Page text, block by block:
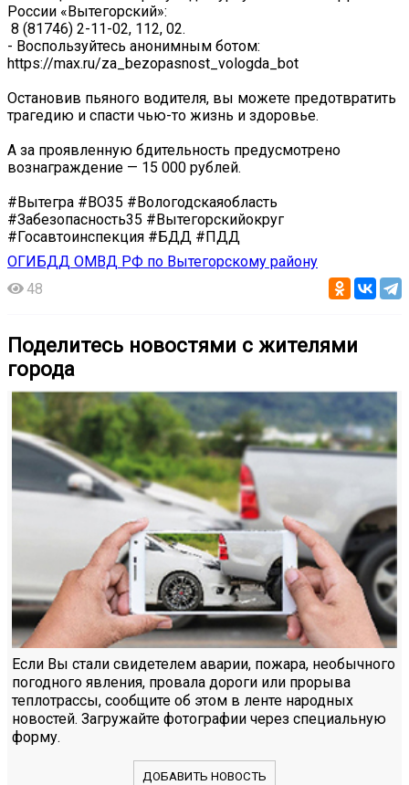
России «Вытегорский»:
️ 8 (81746) 2-11-02, 112, 02.
- Воспользуйтесь анонимным ботом:
https://max.ru/za_bezopasnost_vologda_bot
️Остановив пьяного водителя, вы можете предотвратить
трагедию и спасти чью-то жизнь и здоровье.
А за проявленную бдительность предусмотрено
вознаграждение — 15 000 рублей.
#Вытегра #ВО35 #Вологодскаяобласть
#Забезопасность35 #Вытегорскийокруг
#Госавтоинспекция #БДД #ПДД
ОГИБДД ОМВД РФ по Вытегорскому району
48
Поделитесь новостями с жителями
города
Если Вы стали свидетелем аварии, пожара, необычного
погодного явления, провала дороги или прорыва
теплотрассы, сообщите об этом в ленте народных
новостей. Загружайте фотографии через специальную
форму.
ДОБАВИТЬ НОВОСТЬ